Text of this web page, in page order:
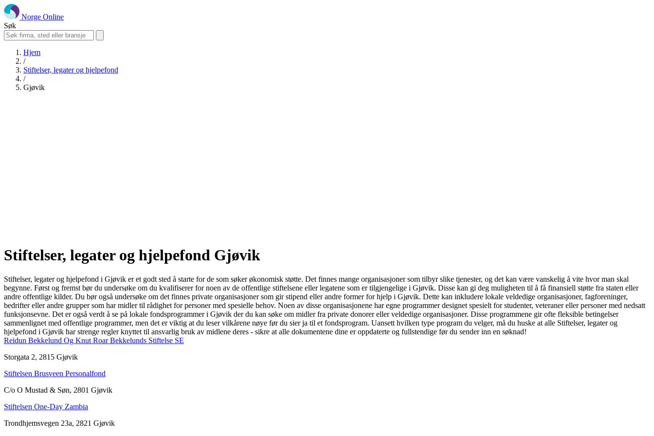
Norge Online
Søk
Hjem
/
Stiftelser, legater og hjelpefond
/
Gjøvik
Stiftelser, legater og hjelpefond Gjøvik
Stiftelser, legater og hjelpefond i Gjøvik er et godt sted å starte for de som søker økonomisk støtte. Det finnes mange organisasjoner som tilbyr slike tjenester, og det kan være vanskelig å vite hvor man skal
begynne. Først og fremst bør du undersøke om du kvalifiserer for noen av de offentlige stiftelsene eller legatene som er tilgjengelige i Gjøvik. Disse kan gi deg muligheten til å få finansiell støtte fra staten eller
andre offentlige kilder. Du bør også undersøke om det finnes private organisasjoner som gir stipend eller andre former for hjelp i Gjøvik. Dette kan inkludere lokale veldedige organisasjoner, fagforeninger,
bedrifter eller andre grupper som har midler til rådighet for personer med spesielle behov. Noen av disse organisasjonene har egne programmer designet spesielt for studenter, veteraner eller personer med nedsatt
funksjonsevne. Det er også verdt å se på lokale fondsprogrammer i Gjøvik der du kan søke om midler fra private donorer eller veldedige organisasjoner. Disse programmene gir ofte fleksible betingelser
sammenlignet med offentlige programmer, men det er viktig at du leser vilkårene nøye før du sier ja til et fondsprogram. Uansett hvilken type program du velger, må du huske at alle Stiftelser, legater og
hjelpefond i Gjøvik har strenge regler knyttet til ansvarlig bruk av midlene deres - sikre at alle dokumentene dine er oppdaterte og fullstendige før du sender inn en søknad!
Reidun Bekkelund Og Knut Roar Bekkelunds Stiftelse SE
Storgata 2, 2815 Gjøvik
Stiftelsen Brusveen Personalfond
C/o O Mustad & Søn, 2801 Gjøvik
Stiftelsen One-Day Zambia
Trondhjemsvegen 23a, 2821 Gjøvik